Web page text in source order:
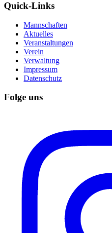
Quick-Links
Mannschaften
Aktuelles
Veranstaltungen
Verein
Verwaltung
Impressum
Datenschutz
Folge uns